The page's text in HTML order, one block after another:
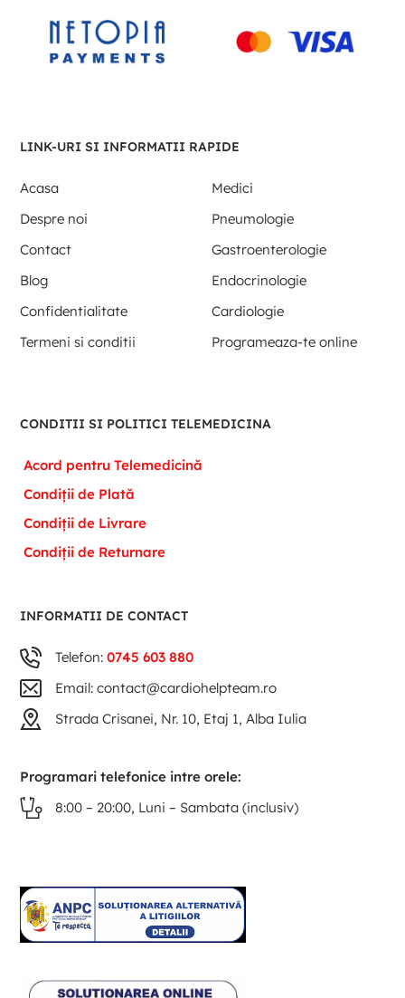
LINK-URI SI INFORMATII RAPIDE
Acasa
Medici
Despre noi
Pneumologie
Contact
Gastroenterologie
Blog
Endocrinologie
Confidentialitate
Cardiologie
Termeni si conditii
Programeaza-te online
CONDITII SI POLITICI TELEMEDICINA
Acord pentru Telemedicină
Condiții de Plată
Condiții de Livrare
Condiții de Returnare
INFORMATII DE CONTACT
Telefon:0745 603 880
Email: contact@cardiohelpteam.ro
Strada Crisanei, Nr. 10, Etaj 1, Alba Iulia
Programari telefonice intre orele:
8:00 – 20:00, Luni – Sambata (inclusiv)